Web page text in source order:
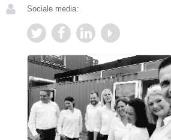
Sociale media: